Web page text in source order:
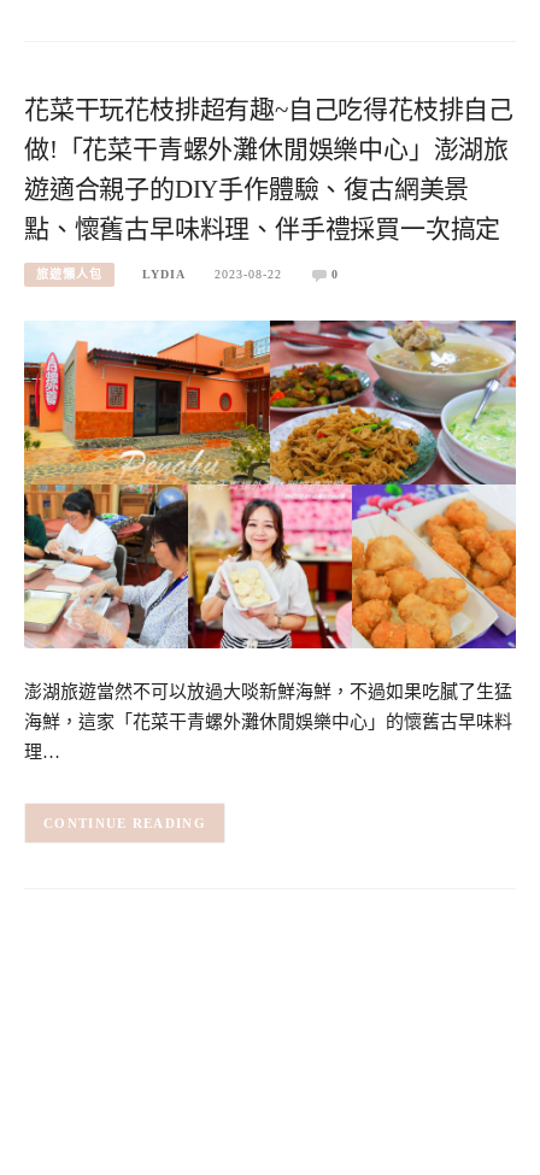
花菜干玩花枝排超有趣~自己吃得花枝排自己
做!「花菜干青螺外灘休閒娛樂中心」澎湖旅
遊適合親子的DIY手作體驗、復古網美景
點、懷舊古早味料理、伴手禮採買一次搞定
旅遊懶人包 LYDIA 2023-08-22 0
澎湖旅遊當然不可以放過大啖新鮮海鮮，不過如果吃膩了生猛
海鮮，這家「花菜干青螺外灘休閒娛樂中心」的懷舊古早味料
理…
CONTINUE READING